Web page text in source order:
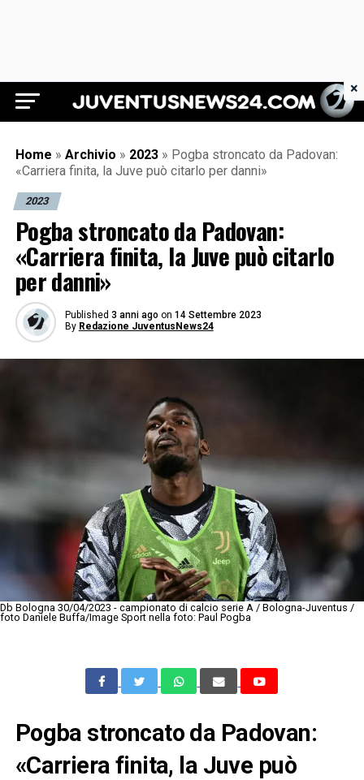
Juventus News 24
Home » Archivio » 2023 » Pogba stroncato da Padovan:
«Carriera finita, la Juve può citarlo per danni»
2023
Pogba stroncato da Padovan:
«Carriera finita, la Juve può citarlo
per danni»
Published 3 anni ago on 14 Settembre 2023
By Redazione JuventusNews24
Db Bologna 30/04/2023 - campionato di calcio serie A / Bologna-Juventus /
foto Daniele Buffa/Image Sport nella foto: Paul Pogba
Pogba stroncato da Padovan:
«Carriera finita, la Juve può
×